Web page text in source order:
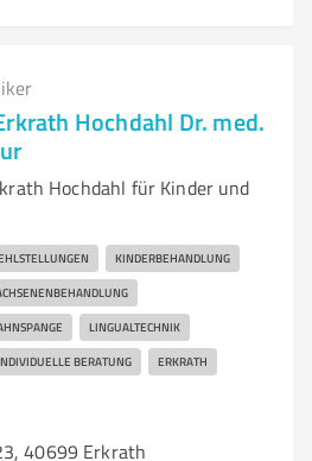
Hochdahl Dr. med.
Hochdahl für Kinder und
KINDERBEHANDLUNG
LINGUALTECHNIK
BERATUNG ERKRATH
40699 Erkrath